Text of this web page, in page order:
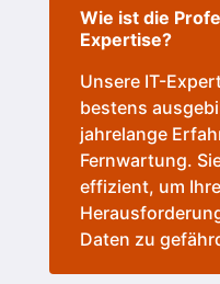
Wie ist die
Expertise?
Unsere IT-
bestens
jahrelange
Fernwartung.
effizient, um
Daten zu